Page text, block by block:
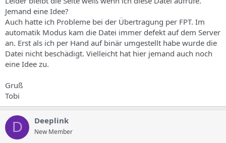
Jemand eine Idee?
Auch hatte ich Probleme bei der Übertragung per FPT. Im
automatik Modus kam die Datei immer defekt auf dem Server
an. Erst als ich per Hand auf binär umgestellt habe wurde die
Datei nicht beschädigt. Vielleicht hat hier jemand auch noch
eine Idee zu.
Gruß
Tobi
D Deeplink
New Member